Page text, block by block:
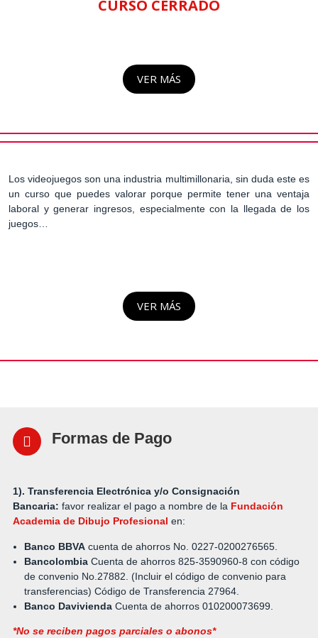
CURSO CERRADO
VER MÁS
Los videojuegos son una industria multimillonaria, sin duda este es
un curso que puedes valorar porque permite tener una ventaja
laboral y generar ingresos, especialmente con la llegada de los
juegos…
VER MÁS
Formas de Pago
1). Transferencia Electrónica y/o Consignación
Bancaria: favor realizar el pago a nombre de la Fundación
Academia de Dibujo Profesional en:
Banco BBVAcuenta de ahorros No. 0227-0200276565.
BancolombiaCuenta de ahorros 825-3590960-8 con código
de convenio No.27882. (Incluir el código de convenio para
transferencias) Código de Transferencia 27964.
Banco DaviviendaCuenta de ahorros 010200073699.
*No se reciben pagos parciales o abonos*